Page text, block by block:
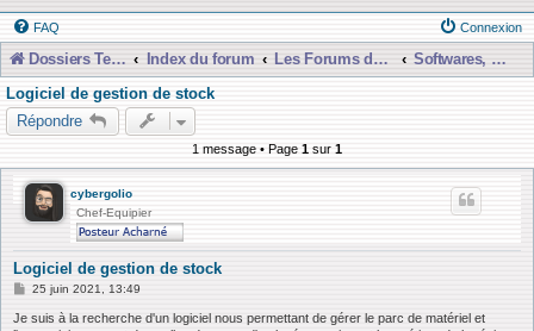
FAQ Connexion
Dossiers Techniques Index du forum Les Forums de Discussions
Softwares, Libraries, Presets et Téléchargements etc...
Logiciel de gestion de stock
Répondre
1 message • Page 1 sur 1
cybergolio
Chef-Equipier
Logiciel de gestion de stock
M
s
25 juin 2021, 13:49
Je suis à la recherche d'un logiciel nous permettant de gérer le parc de matériel et